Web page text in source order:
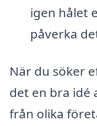
igen hålet
påverka
När du söker
det en bra idé
från olika